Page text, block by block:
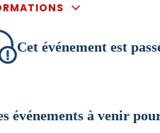
Cet événement est
événements à venir